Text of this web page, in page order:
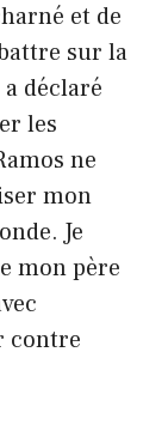
et de
sur la
déclaré
les
ne
mon
Je
mon père
contre